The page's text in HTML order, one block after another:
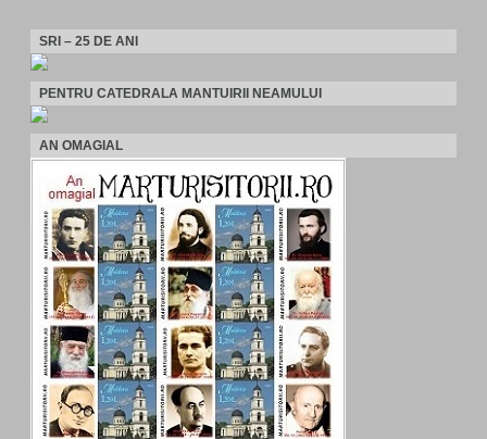
SRI – 25 DE ANI
PENTRU CATEDRALA MANTUIRII NEAMULUI
AN OMAGIAL